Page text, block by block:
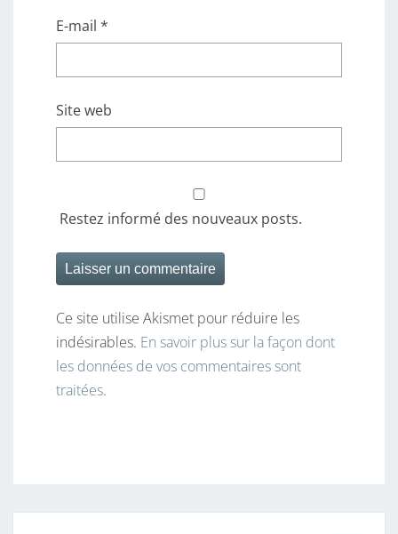
E-mail *
Site web
Restez informé des nouveaux posts.
Ce site utilise Akismet pour réduire les
indésirables. En savoir plus sur la façon dont
les données de vos commentaires sont
traitées.